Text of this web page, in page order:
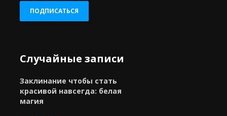
ПОДПИСАТЬСЯ
Случайные записи
Заклинание чтобы стать
красивой навсегда: белая
магия